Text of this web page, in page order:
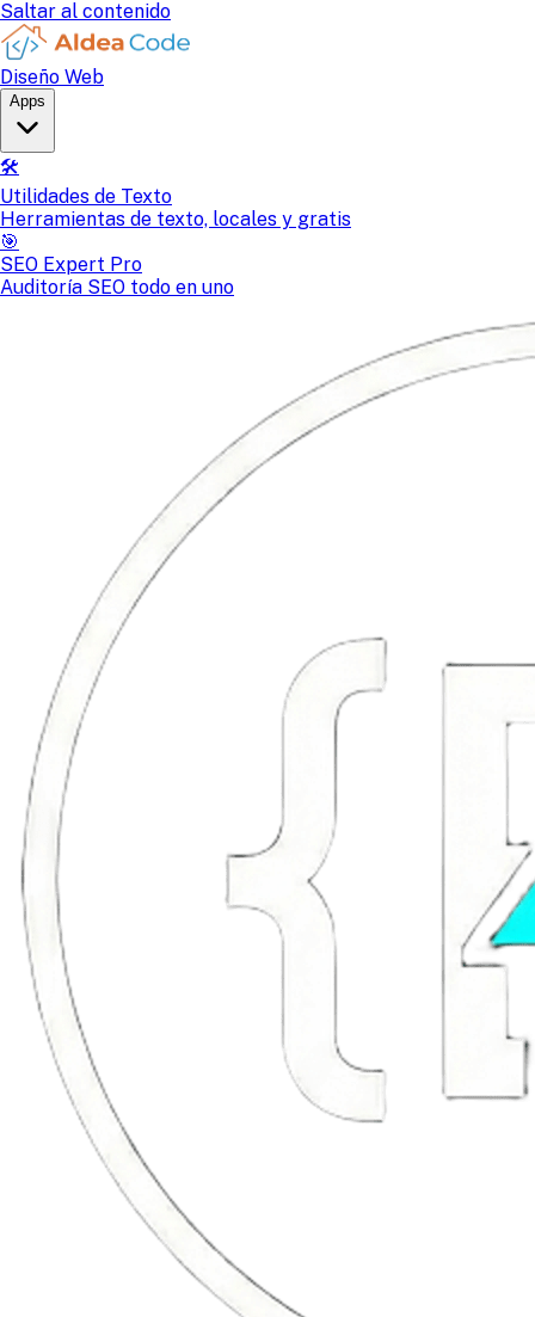
Saltar al contenido
Diseño Web
Apps
🛠️
Utilidades de Texto
Herramientas de texto, locales y gratis
🎯
SEO Expert Pro
Auditoría SEO todo en uno